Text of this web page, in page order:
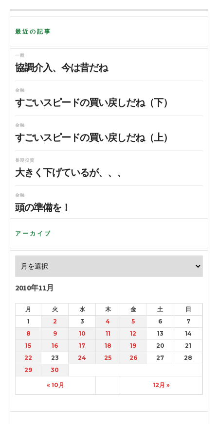
最近の記事
一般
協調介入、今は昔だね
金融
すごいスピードの買い戻しだね（下）
金融
すごいスピードの買い戻しだね（上）
長期投資
大きく下げているが、、、
金融
頭の準備を！
アーカイブ
2010年11月
月 火 水 木 金 土 日
« 10月 12月 »
1 2 3 4 5 6
7
8
9 10 11 12 13
14
15
16 17 18 19 20
21
22
23 24 25 26 27
28
29
30